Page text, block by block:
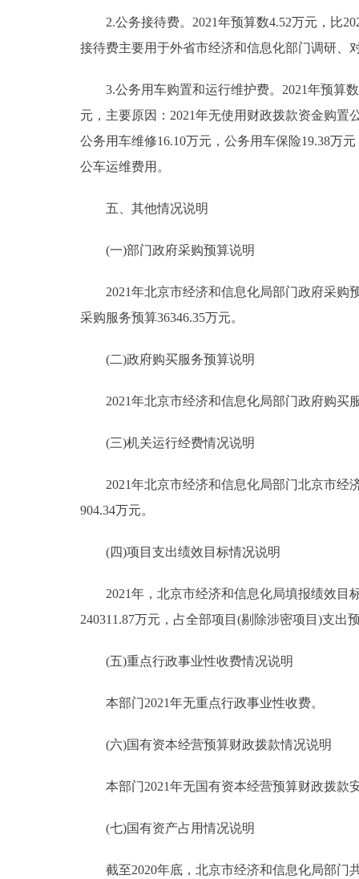
2.公务接待费。2021年预算数4.52万元，比
接待费主要用于外省市经济和信息化部门调研、
3.公务用车购置和运行维护费。2021年预算数
元，主要原因：2021年无使用财政拨款资金购置
公务用车维修16.10万元，公务用车保险19.38万
公车运维费用。
五、其他情况说明
(一)部门政府采购预算说明
2021年北京市经济和信息化局部门政府采购预
采购服务预算36346.35万元。
(二)政府购买服务预算说明
2021年北京市经济和信息化局部门政府购买服
(三)机关运行经费情况说明
2021年北京市经济和信息化局部门北京市经
904.34万元。
(四)项目支出绩效目标情况说明
2021年，北京市经济和信息化局填报绩效目标
240311.87万元，占全部项目(剔除涉密项目)支出
(五)重点行政事业性收费情况说明
本部门2021年无重点行政事业性收费。
(六)国有资本经营预算财政拨款情况说明
本部门2021年无国有资本经营预算财政拨款
(七)国有资产占用情况说明
截至2020年底，北京市经济和信息化局部门共